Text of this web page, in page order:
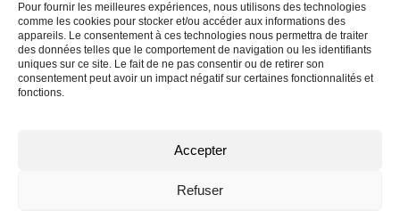
Pour fournir les meilleures expériences, nous utilisons des technologies
comme les cookies pour stocker et/ou accéder aux informations des
appareils. Le consentement à ces technologies nous permettra de traiter
des données telles que le comportement de navigation ou les identifiants
uniques sur ce site. Le fait de ne pas consentir ou de retirer son
consentement peut avoir un impact négatif sur certaines fonctionnalités et
fonctions.
Accepter
Refuser
Témoignages
Propriétés
Acheter
Vendre
Blogue